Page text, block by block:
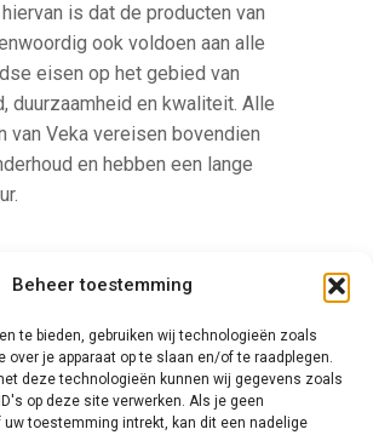
Beheer toestemming
te bieden, gebruiken wij technologieën zoals
je apparaat op te slaan en/of te raadplegen.
deze technologieën kunnen wij gegevens zoals
op deze site verwerken. Als je geen
toestemming intrekt, kan dit een nadelige
is dat de producten van
ook voldoen aan alle
eisen op het gebied van
duurzaamheid en kwaliteit. Alle
van Veka vereisen bovendien
en hebben een lange